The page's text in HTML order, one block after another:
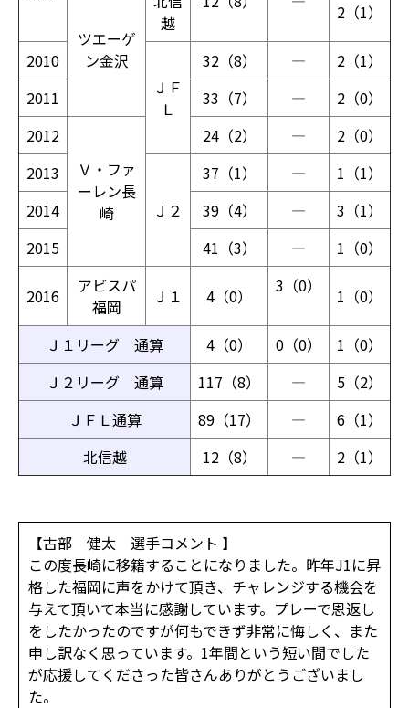
ツエーゲ
ン金沢
越
2（1）
2010
ＪＦ
Ｌ
32（8） ―
2（1）
2011
33（7） ―
2（0）
2012
Ｖ・ファ
ーレン長
崎
24（2） ―
2（0）
2013
Ｊ２
37（1） ―
1（1）
2014
39（4） ―
3（1）
2015
41（3） ― 1（0）
2016
アビスパ
福岡
Ｊ１ 4（0） 3（0） 1（0）
Ｊ１リーグ 通算 4（0） 0（0）
1（0）
Ｊ２リーグ 通算
117（8） ―
5（2）
ＪＦＬ通算
89（17） ―
6（1）
北信越
12（8） ― 2（1）
【古部 健太 選手コメント 】
この度長崎に移籍することになりました。昨年J1に昇
格した福岡に声をかけて頂き、チャレンジする機会を
与えて頂いて本当に感謝しています。プレーで恩返し
をしたかったのですが何もできず非常に悔しく、また
申し訳なく思っています。1年間という短い間でした
が応援してくださった皆さんありがとうございまし
た。